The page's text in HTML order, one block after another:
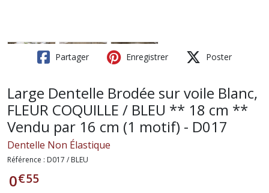
Partager Enregistrer Poster
Large Dentelle Brodée sur voile Blanc,
FLEUR COQUILLE / BLEU ** 18 cm **
Vendu par 16 cm (1 motif) - D017
Dentelle Non Élastique
Référence : D017 / BLEU
0€55